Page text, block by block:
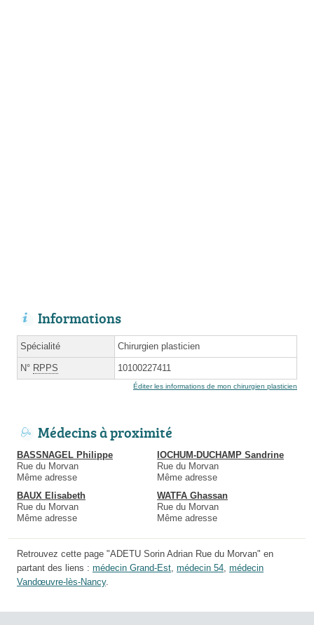
Informations
Spécialité Chirurgien plasticien
N° RPPS 10100227411
Éditer les informations de mon chirurgien plasticien
Médecins à proximité
BASSNAGEL Philippe
Rue du Morvan
Même adresse
IOCHUM-DUCHAMP Sandrine
Rue du Morvan
Même adresse
BAUX Elisabeth
Rue du Morvan
Même adresse
WATFA Ghassan
Rue du Morvan
Même adresse
Retrouvez cette page "ADETU Sorin Adrian Rue du Morvan" en
partant des liens : médecin Grand-Est médecin 54 médecin
Vandœuvre-lès-Nancy.